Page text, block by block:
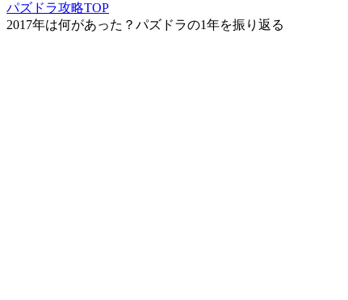
パズドラ攻略TOP
2017年は何があった？パズドラの1年を振り返る